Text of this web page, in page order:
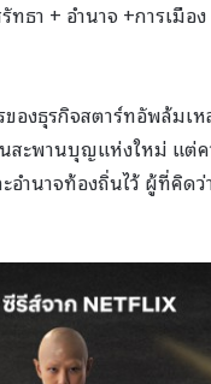
ธา + อำนาจ +การเมือง
องธุรกิจสตาร์ทอัพล้มเ
ะพานบุญแห่งใหม่ แต่ค
ำนาจท้องถิ่นไว้ ผู้ที่คิดว่